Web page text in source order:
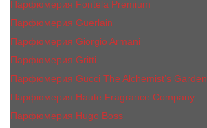
Парфюмерия Fontela Premium
Парфюмерия Guerlain
Парфюмерия Giorgio Armani
Парфюмерия Gritti
Парфюмерия Gucci The Alchemist’s Garden.
Парфюмерия Haute Fragrance Company
Парфюмерия Hugo Boss